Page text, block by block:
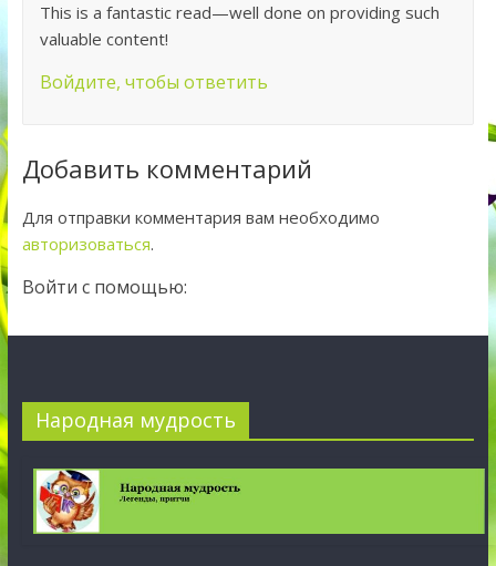
This is a fantastic read—well done on providing such
valuable content!
Войдите, чтобы ответить
Добавить комментарий
Для отправки комментария вам необходимо
авторизоваться.
Войти с помощью:
Народная мудрость